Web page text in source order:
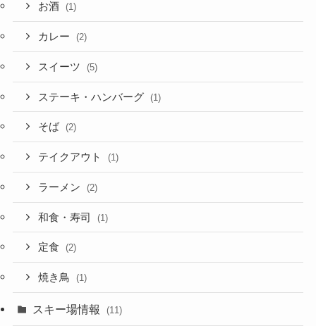
お酒 (1)
カレー (2)
スイーツ (5)
ステーキ・ハンバーグ (1)
そば (2)
テイクアウト (1)
ラーメン (2)
和食・寿司 (1)
定食 (2)
焼き鳥 (1)
スキー場情報 (11)